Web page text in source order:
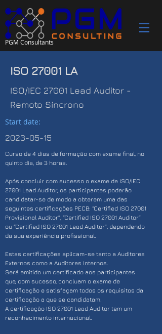
PGM Consultants
ISO 27001 LA
ISO/IEC 27001 Lead Auditor -
Remoto Síncrono
Start date:
2023-05-15
Curso de 4 dias de formação com exame final, no
quinto dia, de 3 horas.
Após concluir com sucesso o exame de ISO/IEC
27001 Lead Auditor, os participantes poderão
candidatar-se de modo a obterem uma das
seguintes certificações PECB: “Certified ISO 27001
Provisional Auditor”, “Certified ISO 27001 Auditor”
ou “Certified ISO 27001 Lead Auditor”, dependendo
da sua experiência profissional.
Estas certificações aplicam-se tanto a Auditores
Externos como a Auditores Internos.
Será emitido um certificado aos participantes
que, com sucesso, concluam o exame de
certificação e satisfaçam todos os requisitos da
certificação a que se candidatam.
A certificação ISO 27001 Lead Auditor tem um
reconhecimento internacional.